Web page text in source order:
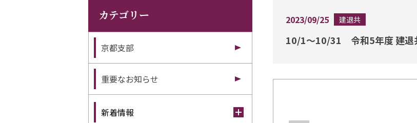
2023/09/25 建退共
10/1～10/31 令和5年度 建退
カテゴリー
京都支部
重要なお知らせ
新着情報